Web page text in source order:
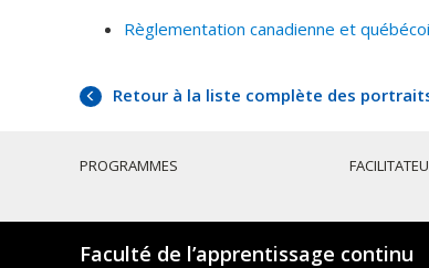
Règlementation canadienne et
Retour à la liste complète des
PROGRAMMES
Faculté de l’apprentissage continu